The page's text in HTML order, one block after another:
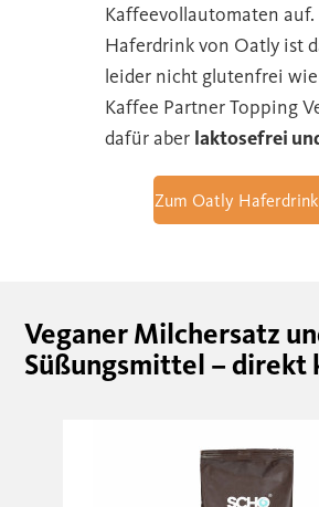
Kaffeevollautomaten auf.
Haferdrink von Oatly ist
leider nicht glutenfrei
Kaffee Partner Topping
dafür aber laktosefrei
Zum Oatly Haferdrink
Veganer Milchersatz
Süßungsmittel – direkt